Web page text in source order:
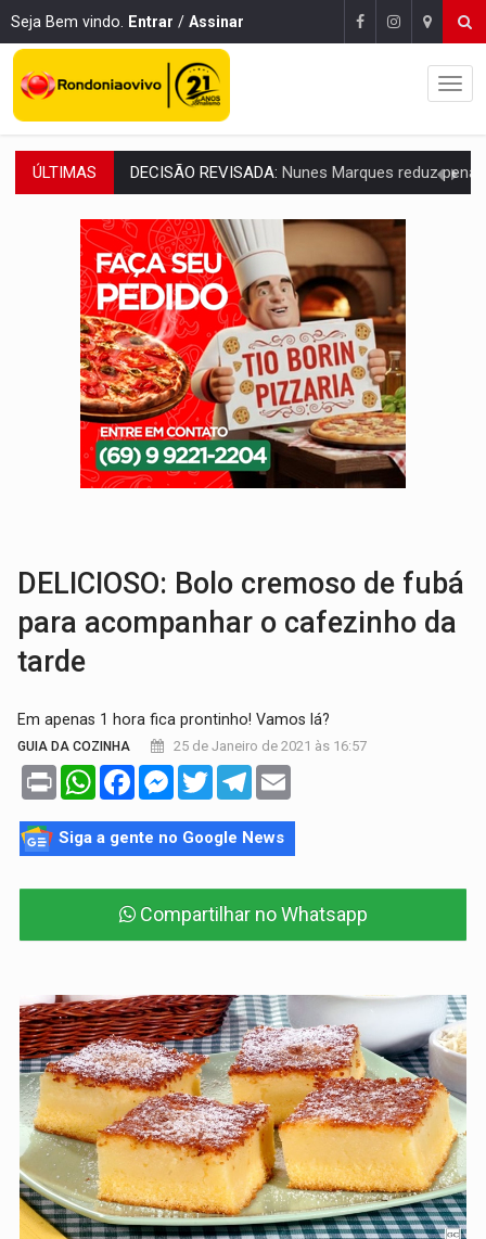
Seja Bem vindo. Entrar / Assinar
ÚLTIMAS CONEXÃO RONDONIAOVIVO:Museólogo Antônio Ocampo lança livro
ELEIÇÕES 2026:Patrimônio de candidata a deputada federal do PL salta R$ 1
VÍDEO:Quadrilha é flagrada com cerca de 200 porções
BAIRRO TEIXEIRÃO:MPF cobra regularização fundiária da
SUCESSO NA ABERTURA:2ª Feira Rondônia Empreendedora segue no Espaço
REESTRUTURAÇÃO:Secretário da Seinfra de Porto Velho pede
SAÚDE INDÍGENA:Pirahã terão consultas e exames especializados durante
ECONOMIA:Dia dos pais deve movimentar R$ 8,5 bilhões e RO
DELICIOSO: Bolo cremoso de fubá
para acompanhar o cafezinho da
tarde
Em apenas 1 hora fica prontinho! Vamos lá?
GUIA DA COZINHA 25 de Janeiro de 2021 às 16:57
Print WhatsAppFacebookMessenger
TwitterTelegram
Siga a gente no Google News
Compartilhar no Whatsapp